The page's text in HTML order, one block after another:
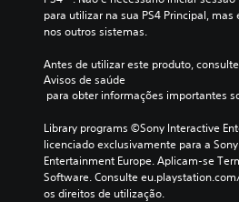
para utilizar na sua PS4 Principal,
nos outros sistemas.
Antes de utilizar este produto,
Avisos de saúde
para obter informações importantes
Library programs ©Sony Interactive
licenciado exclusivamente para a
Entertainment Europe. Aplicam-se
Software. Consulte
os direitos de utilização.